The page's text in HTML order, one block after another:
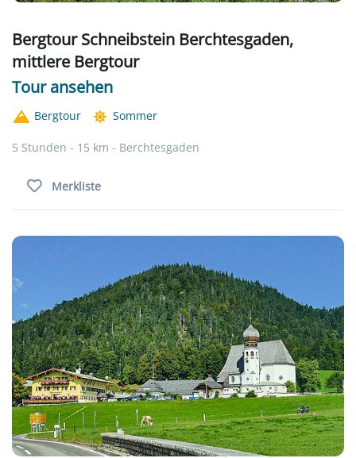
Bergtour Schneibstein Berchtesgaden,
mittlere Bergtour
Tour ansehen
Bergtour Sommer
5 Stunden - 15 km - Berchtesgaden
Merkliste